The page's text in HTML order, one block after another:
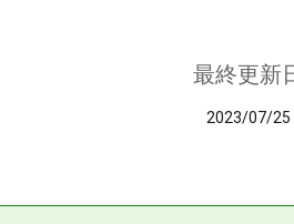
最終更新
2023/07/25